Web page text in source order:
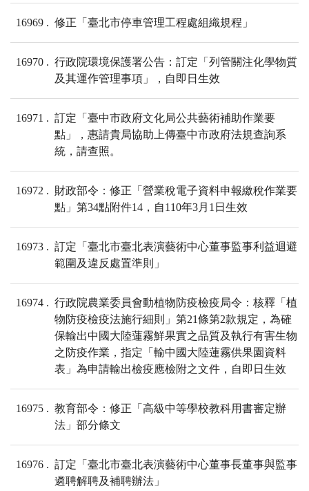
16969 修正「臺北市停車管理工程處組織規程」
16970
行政院環境保護署公告：訂定「列管關注化學物質
及其運作管理事項」，自即日生效
16971
訂定「臺中市政府文化局公共藝術補助作業要
點」，惠請貴局協助上傳臺中市政府法規查詢系
統，請查照。
16972
財政部令：修正「營業稅電子資料申報繳稅作業要
點」第34點附件14，自110年3月1日生效
16973
訂定「臺北市臺北表演藝術中心董事監事利益迴避
範圍及違反處置準則」
16974
行政院農業委員會動植物防疫檢疫局令：核釋「植
物防疫檢疫法施行細則」第21條第2款規定，為確
保輸出中國大陸蓮霧鮮果實之品質及執行有害生物
之防疫作業，指定「輸中國大陸蓮霧供果園資料
表」為申請輸出檢疫應檢附之文件，自即日生效
16975
教育部令：修正「高級中等學校教科用書審定辦
法」部分條文
16976
訂定「臺北市臺北表演藝術中心董事長董事與監事
遴聘解聘及補聘辦法」